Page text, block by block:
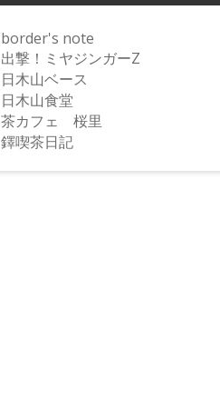
border's note
出撃！ミヤジンガーZ
日木山ベース
日木山食堂
茶カフェ 桜里
鐸喫茶日記